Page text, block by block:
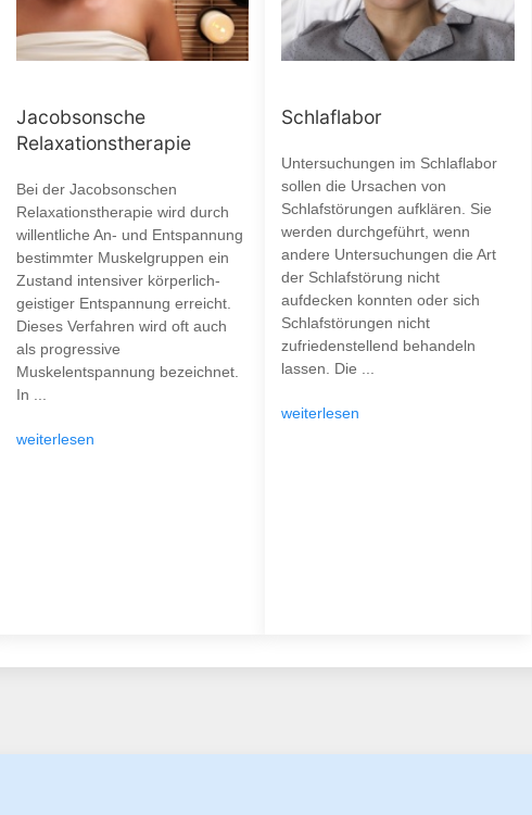
Jacobsonsche
Relaxationstherapie
Bei der Jacobsonschen
Relaxationstherapie wird durch
willentliche An- und Entspannung
bestimmter Muskelgruppen ein
Zustand intensiver körperlich-
geistiger Entspannung erreicht.
Dieses Verfahren wird oft auch
als progressive
Muskelentspannung bezeichnet.
In ...
weiterlesen
Schlaflabor
Untersuchungen im Schlaflabor
sollen die Ursachen von
Schlafstörungen aufklären. Sie
werden durchgeführt, wenn
andere Untersuchungen die Art
der Schlafstörung nicht
aufdecken konnten oder sich
Schlafstörungen nicht
zufriedenstellend behandeln
lassen. Die ...
weiterlesen